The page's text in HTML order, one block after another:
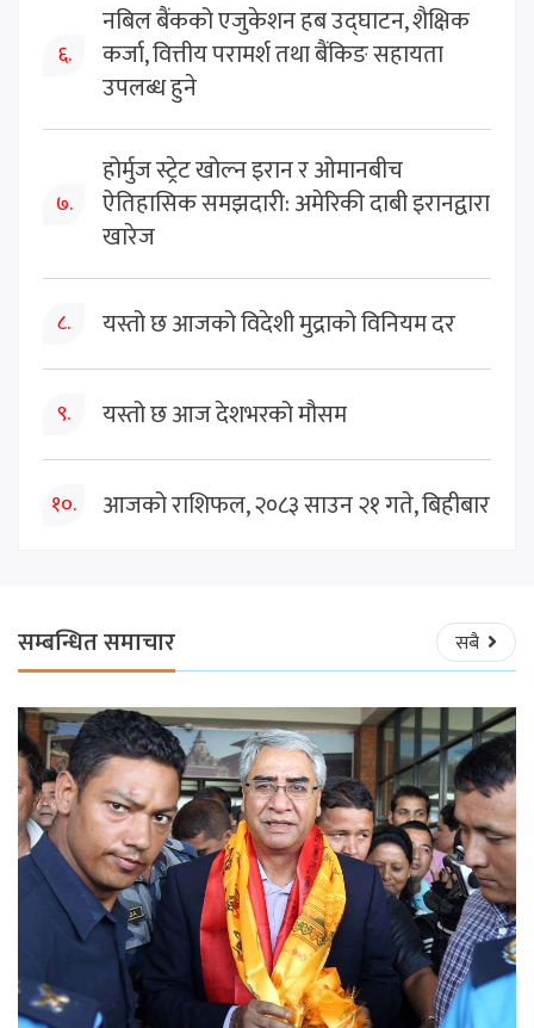
६.
नबिल बैंकको एजुकेशन हब उद्घाटन, शैक्षिक
कर्जा, वित्तीय परामर्श तथा बैंकिङ सहायता
उपलब्ध हुने
७.
होर्मुज स्ट्रेट खोल्न इरान र ओमानबीच
ऐतिहासिक समझदारी: अमेरिकी दाबी इरानद्वारा
खारेज
८. यस्तो छ आजको विदेशी मुद्राको विनियम दर
९. यस्तो छ आज देशभरको मौसम
१०. आजको राशिफल, २०८३ साउन २१ गते, बिहीबार
सम्बन्धित समाचार सबै